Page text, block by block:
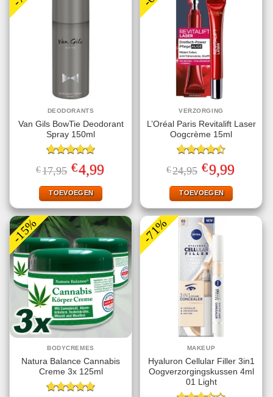
DEODORANTS
Van Gils BowTie Deodorant
Spray 150ml
Gewaardeerd
5.00uit 5
€17,95 Oorspronkelijke
prijs
was:
€17,95.
€4,99Huidige
prijs
TOEVOEGEN
VERZORGING
L’Oréal Paris Revitalift Laser
Oogcrème 15ml
Gewaardeerd
4.50uit 5
€24,95 Oorspronkelijke
prijs
was:
€24,95.
€9,99Huidige
prijs
TOEVOEGEN
-15%
BODYCREMES
Natura Balance Cannabis
Creme 3x 125ml
-71%
MAKEUP
Hyaluron Cellular Filler 3in1
Oogverzorgingskussen 4ml
01 Light